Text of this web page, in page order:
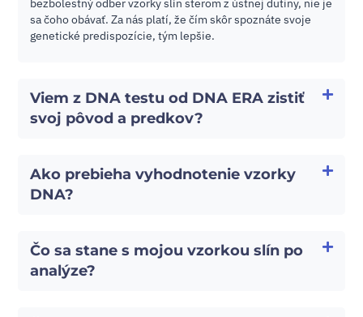
bezbolestný odber vzorky slín sterom z ústnej dutiny, nie je
sa čoho obávať. Za nás platí, že čím skôr spoznáte svoje
genetické predispozície, tým lepšie.
Viem z DNA testu od DNA ERA zistiť
svoj pôvod a predkov?
Ako prebieha vyhodnotenie vzorky
DNA?
Čo sa stane s mojou vzorkou slín po
analýze?